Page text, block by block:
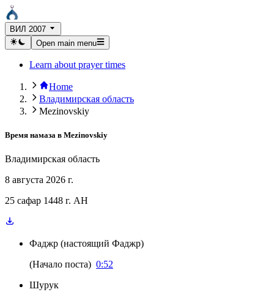
ВИЛ 2007
Open main menu
Learn about prayer times
Home
Владимирская область
Mezinovskiy
Время намаза в Mezinovskiy
Владимирская область
8 августа 2026 г.
25 сафар 1448 г. AH
Фаджр (настоящий Фаджр)
(Начало поста) 0:52
Шурук